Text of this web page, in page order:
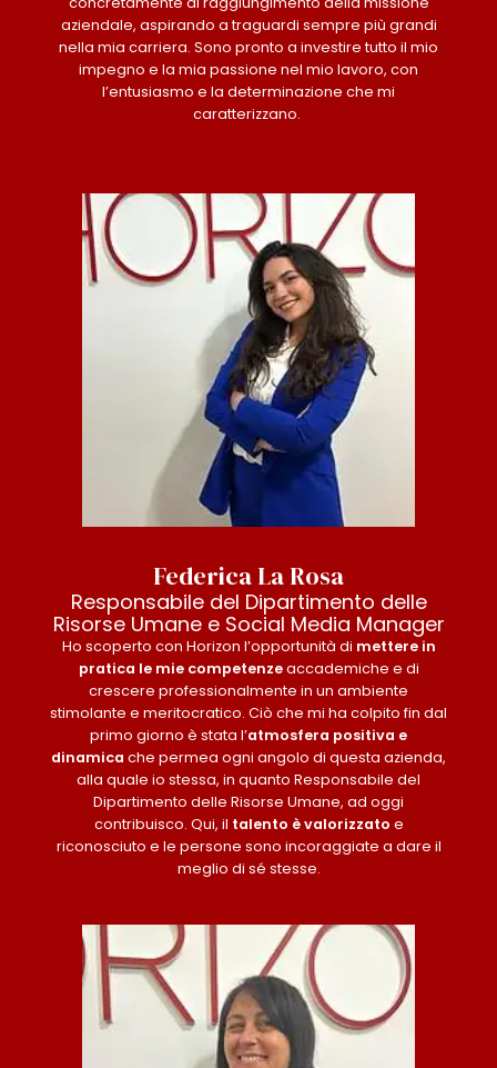
aziendale, aspirando a traguardi sempre più grandi
nella mia carriera. Sono pronto a investire tutto il mio
impegno e la mia passione nel mio lavoro, con
l’entusiasmo e la determinazione che mi
caratterizzano.
Federica La Rosa
Responsabile del Dipartimento delle
Risorse Umane e Social Media Manager
Ho scoperto con Horizon l’opportunità di mettere in
pratica le mie competenzeaccademiche e di
crescere professionalmente in un ambiente
stimolante e meritocratico. Ciò che mi ha colpito fin dal
primo giorno è stata l’atmosfera positiva e
dinamica che permea ogni angolo di questa azienda,
alla quale io stessa, in quanto Responsabile del
Dipartimento delle Risorse Umane, ad oggi
contribuisco. Qui, il talento è valorizzato e
riconosciuto e le persone sono incoraggiate a dare il
meglio di sé stesse.